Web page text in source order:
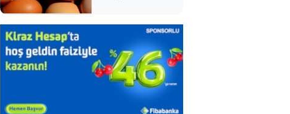
toplatıldı